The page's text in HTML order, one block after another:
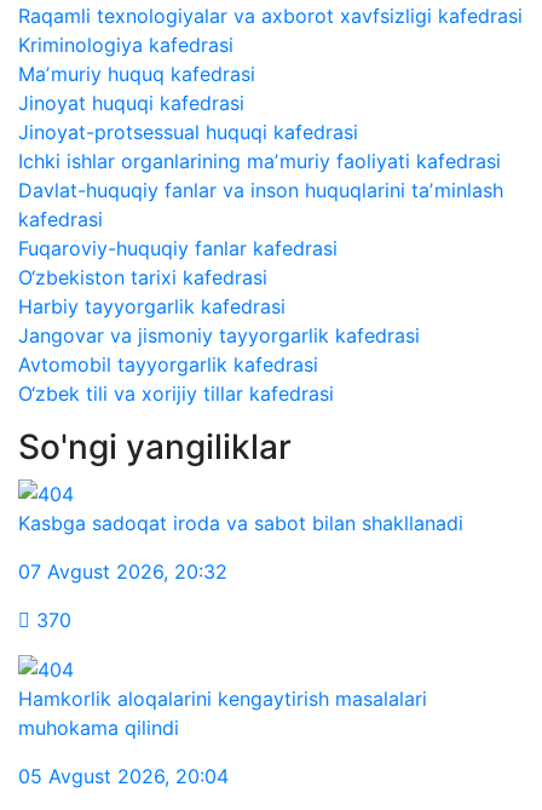
Raqamli texnologiyalar va axborot xavfsizligi kafedrasi
Kriminologiya kafedrasi
Maʼmuriy huquq kafedrasi
Jinoyat huquqi kafedrasi
Jinoyat-protsessual huquqi kafedrasi
Ichki ishlar organlarining maʼmuriy faoliyati kafedrasi
Davlat-huquqiy fanlar va inson huquqlarini taʼminlash
kafedrasi
Fuqaroviy-huquqiy fanlar kafedrasi
O‘zbekiston tarixi kafedrasi
Harbiy tayyorgarlik kafedrasi
Jangovar va jismoniy tayyorgarlik kafedrasi
Avtomobil tayyorgarlik kafedrasi
O‘zbek tili va xorijiy tillar kafedrasi
So'ngi yangiliklar
Kasbga sadoqat iroda va sabot bilan shakllanadi
07 Avgust 2026, 20:32
370
Hamkorlik aloqalarini kengaytirish masalalari
muhokama qilindi
05 Avgust 2026, 20:04